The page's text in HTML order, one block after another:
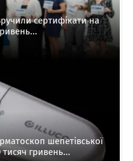
сертифікати на
шепетівської
гривень...